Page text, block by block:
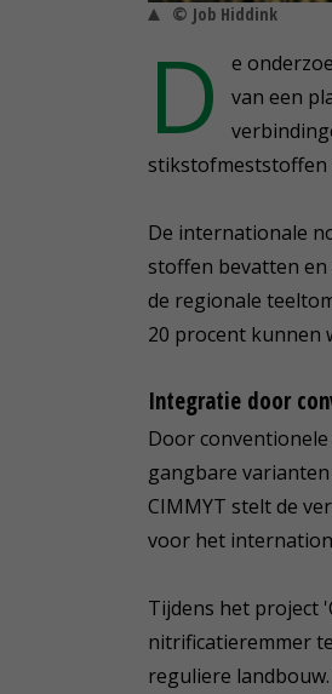
© Job Hiddink
D
e
van een
stikstofmeststoffen
De internationale
stoffen bevatten
de regionale
20 procent kunnen
Integratie door
Door
gangbare
CIMMYT stelt de
voor het
Tijdens het project
nitrificatieremmer
reguliere